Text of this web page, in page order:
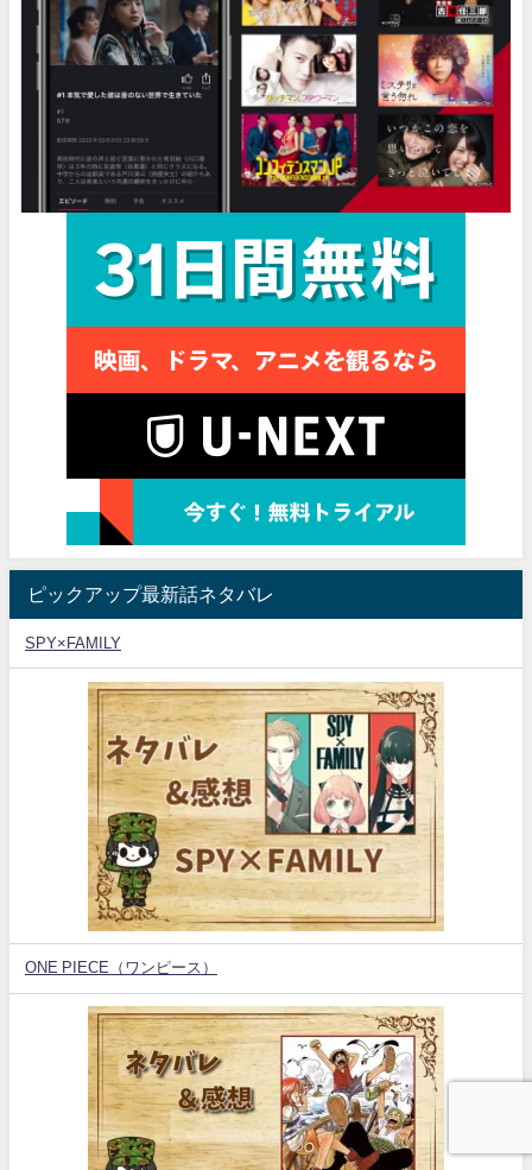
ピックアップ最新話ネタバレ
SPY×FAMILY
ONE PIECE（ワンピース）